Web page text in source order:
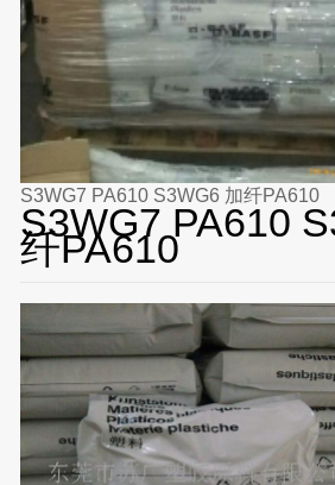
S3WG7 PA610 S3WG6 加纤PA610
S3WG7 PA610
纤PA610